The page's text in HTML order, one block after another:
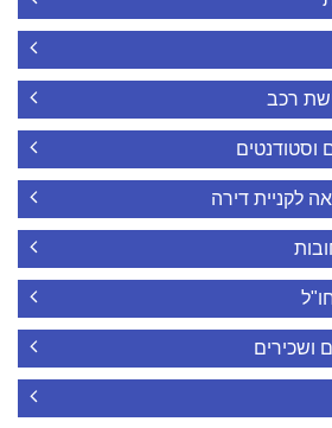
רכב
וסטודנטים
לקניית דירה
ושכירים